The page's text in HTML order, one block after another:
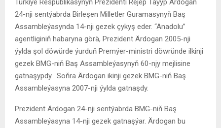
Türkiýe Respublikasynyň Prezidenti Rejep Taýyp Ärdogan
24-nji sentýabrda Birleşen Milletler Guramasynyň Baş
Assambleýasynda 14-nji gezek çykyş eder. “Anadolu”
agentliginiň habaryna görä, Prezident Ärdogan 2005-nji
ýylda şol döwürde ýurduň Premýer-ministri döwründe ilkinji
gezek BMG-niň Baş Assambleýasynyň 60-njy mejlisine
gatnaşypdy. Soňra Ärdogan ikinji gezek BMG-niň Baş
Assambleýasyna 2007-nji ýylda gatnaşdy.
Prezident Ärdogan 24-nji sentýabrda BMG-niň Baş
Assambleýasyna 14-nji gezek gatnaşýar. Ärdogan bu